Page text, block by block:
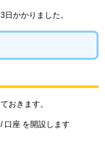
かかりました。
おきます。
口座 を開設します